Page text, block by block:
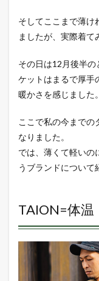
そしてここまで薄け
ましたが、実際着て
その日は12月後半
ケットはまるで厚手
暖かさを感じました。
ここで私の今までの
なりました。
では、薄くて軽い
うブランドについて
TAION=体温